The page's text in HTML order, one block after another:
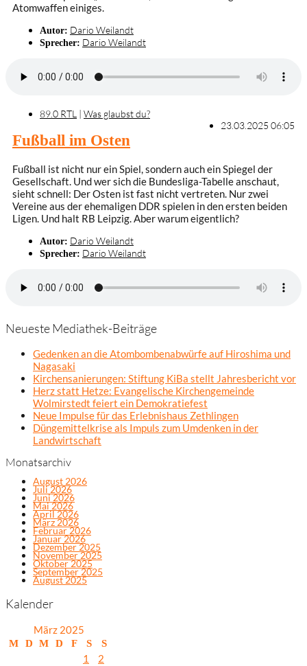
Atomwaffen einiges.
Autor: Dario Weilandt
Sprecher: Dario Weilandt
89.0 RTL | Was glaubst du?
23.03.2025 06:05
Fußball im Osten
Fußball ist nicht nur ein Spiel, sondern auch ein Spiegel der
Gesellschaft. Und wer sich die Bundesliga-Tabelle anschaut,
sieht schnell: Der Osten ist fast nicht vertreten. Nur zwei
Vereine aus der ehemaligen DDR spielen in den ersten beiden
Ligen. Und halt RB Leipzig. Aber warum eigentlich?
Autor: Dario Weilandt
Sprecher: Dario Weilandt
Neueste Mediathek-Beiträge
Gedenken an die Atombombenabwürfe auf Hiroshima und
Nagasaki
Kirchensanierungen: Stiftung KiBa stellt Jahresbericht vor
Herz statt Hetze: Evangelische Kirchengemeinde
Wolmirstedt feiert ein Demokratiefest
Neue Impulse für das Erlebnishaus Zethlingen
Düngemittelkrise als Impuls zum Umdenken in der
Landwirtschaft
Monatsarchiv
August 2026
Juli 2026
Juni 2026
Mai 2026
April 2026
März 2026
Februar 2026
Januar 2026
Dezember 2025
November 2025
Oktober 2025
September 2025
August 2025
Kalender
März 2025
M D M D F S S
1 2